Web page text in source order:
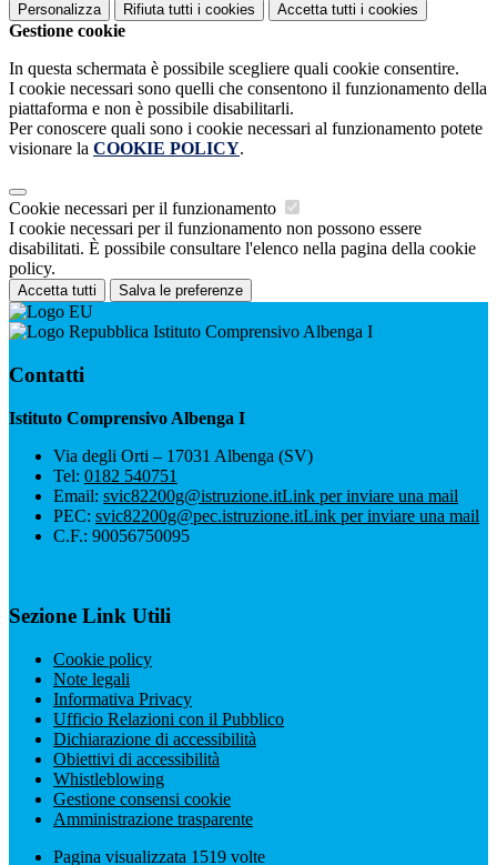
Personalizza Rifiuta tutti i cookies Accetta tutti i cookies
Gestione cookie
In questa schermata è possibile scegliere quali cookie consentire.
I cookie necessari sono quelli che consentono il funzionamento della
piattaforma e non è possibile disabilitarli.
Per conoscere quali sono i cookie necessari al funzionamento potete
visionare la COOKIE POLICY.
Cookie necessari per il funzionamento
I cookie necessari per il funzionamento non possono essere
disabilitati. È possibile consultare l'elenco nella pagina della cookie
policy.
Accetta tutti Salva le preferenze
Istituto Comprensivo Albenga I
Contatti
Istituto Comprensivo Albenga I
Via degli Orti – 17031 Albenga (SV)
Tel: 0182 540751
Email: svic82200g@istruzione.itLink per inviare una mail
PEC: svic82200g@pec.istruzione.itLink per inviare una mail
C.F.: 90056750095
Sezione Link Utili
Cookie policy
Note legali
Informativa Privacy
Ufficio Relazioni con il Pubblico
Dichiarazione di accessibilità
Obiettivi di accessibilità
Whistleblowing
Gestione consensi cookie
Amministrazione trasparente
Pagina visualizzata 1519 volte